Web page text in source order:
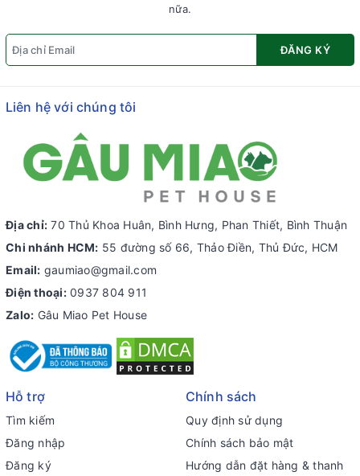
nữa.
ĐĂNG KÝ
Liên hệ với chúng tôi
Địa chỉ: 70 Thủ Khoa Huân, Bình Hưng, Phan Thiết, Bình Thuận
Chi nhánh HCM: 55 đường số 66, Thảo Điền, Thủ Đức, HCM
Email: gaumiao@gmail.com
Điện thoại: 0937 804 911
Zalo: Gâu Miao Pet House
Hỗ trợ
Tìm kiếm
Đăng nhập
Đăng ký
Chính sách
Quy định sử dụng
Chính sách bảo mật
Hướng dẫn đặt hàng & thanh